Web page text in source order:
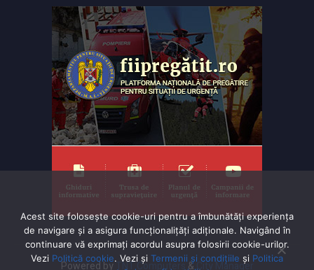
Powered byTNT Computers&City Manager
Acest site folosește cookie-uri pentru a îmbunătăți experiența
de navigare și a asigura funcționalițăți adiționale. Navigând în
continuare vă exprimaţi acordul asupra folosirii cookie-urilor.
Vezi Politică cookie. Vezi și Termenii și condițiile și Politica